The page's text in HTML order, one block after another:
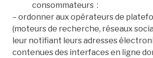
consommateurs :
– ordonner aux opérateurs de
(moteurs de recherche, réseaux
leur notifiant leurs adresses
contenues des interfaces en ligne